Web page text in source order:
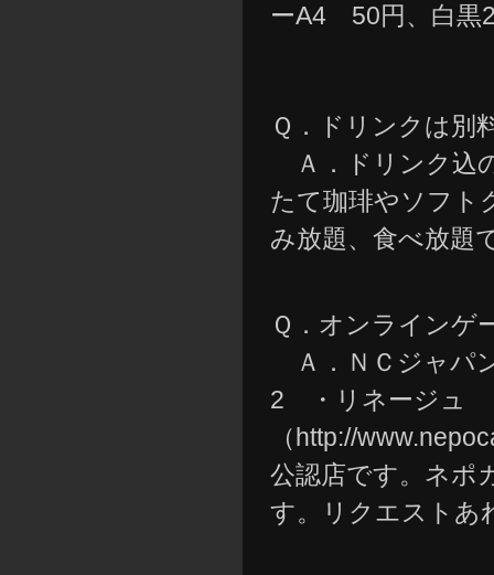
ーA4 50円、白黒
Ｑ．ドリンクは別
Ａ．ドリンク込
たて珈琲やソフト
み放題、食べ放題
Ｑ．オンラインゲ
Ａ．ＮＣジャパ
2 ・リネージュ
（http://
公認店です。ネポ
す。リクエストあ